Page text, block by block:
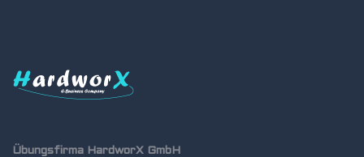
Übungsfirma HardworX GmbH